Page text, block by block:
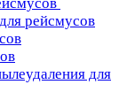
рейсмусов
для